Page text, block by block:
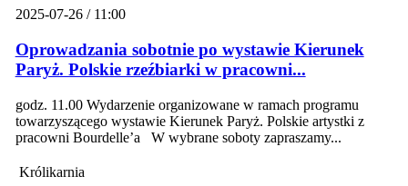
2025-07-26 / 11:00
Oprowadzania sobotnie po wystawie Kierunek
Paryż. Polskie rzeźbiarki w pracowni...
godz. 11.00 Wydarzenie organizowane w ramach programu
towarzyszącego wystawie Kierunek Paryż. Polskie artystki z
pracowni Bourdelle’a W wybrane soboty zapraszamy...
Królikarnia